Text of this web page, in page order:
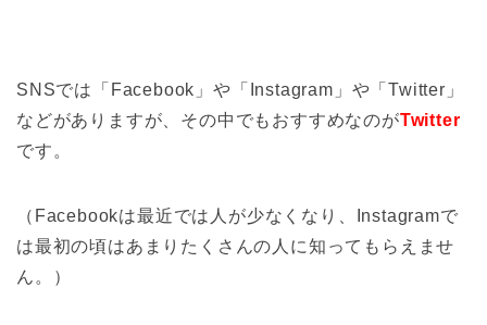
SNSでは「Facebook」や「Instagram」や「Twitter」
などがありますが、その中でもおすすめなのがTwitter
です。
（Facebookは最近では人が少なくなり、Instagramで
は最初の頃はあまりたくさんの人に知ってもらえませ
ん。）